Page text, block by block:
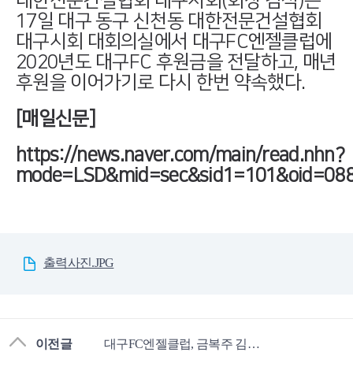
17일 대구 동구 신천동 대한전문건설협회
대구시회 대회의실에서 대구FC엔젤클럽에
2020년도 대구FC 후원금을 전달하고, 매년
후원을 이어가기로 다시 한번 약속했다.
[매일신문]
https://news.naver.com/main/read.nhn?
출력사진.JPG
이전글 대구FC엔젤클럽, 금복주 김동구 다이아몬드엔젤 방문